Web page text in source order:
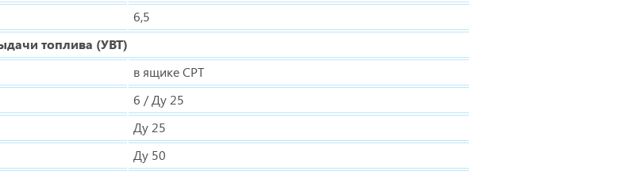
6,5
топлива (УВТ)
в ящике СРТ
6 / Ду 25
Ду 25
Ду 50